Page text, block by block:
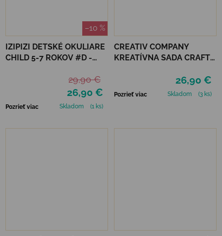
–10 %
IZIPIZI DETSKÉ OKULIARE
CHILD 5-7 ROKOV #D -
26,90 €
29,90 €
Pozrieť viac Skladom (1 ks)
CREATIV COMPANY
KREATÍVNA SADA CRAFT
26,90 €
Pozrieť viac Skladom (3 ks)